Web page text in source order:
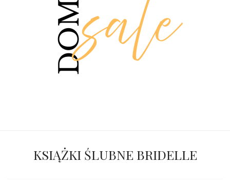
KSIĄŻKI ŚLUBNE BRIDELLE